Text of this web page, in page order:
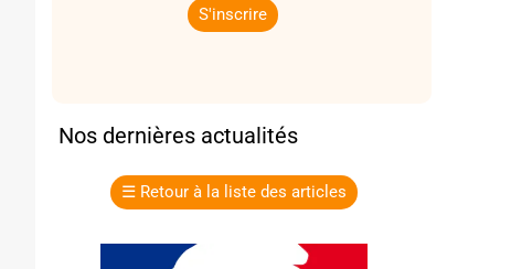
Nos dernières actualités
☰ Retour à la liste des articles